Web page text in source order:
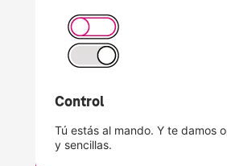
Control
​Tú estás al mando. Y te damos
y sencillas.​